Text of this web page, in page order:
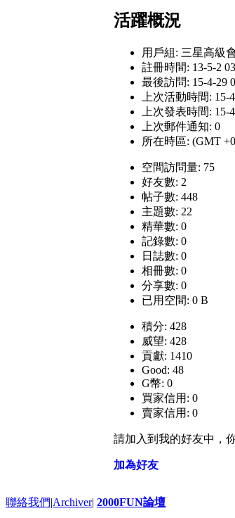
活躍概況
用戶組: 三星高級
註冊時間: 13-5-2
最後訪問: 15-4-29
上次活動時間: 15-
上次發表時間: 15-
上次郵件通知: 0
所在時區: (GMT
空間訪問量: 75
好友數: 2
帖子數: 448
主題數: 22
精華數: 0
記錄數: 0
日誌數: 0
相冊數: 0
分享數: 0
已用空間: 0 B
積分: 428
威望: 428
貢獻: 1410
Good: 48
G幣: 0
買家信用: 0
賣家信用: 0
請加入到我的好友中，
加為好友
聯絡我們|Archiver| 2000FUN論壇